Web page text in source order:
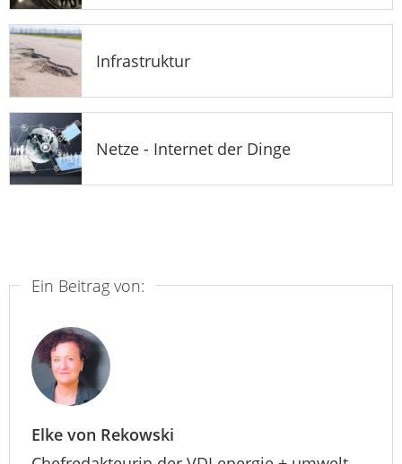
Infrastruktur
Netze - Internet der Dinge
Ein Beitrag von:
Elke von Rekowski